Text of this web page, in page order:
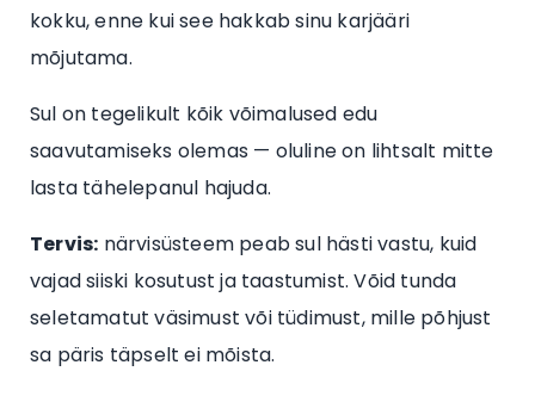
kokku, enne kui see hakkab sinu karjääri
mõjutama.
Sul on tegelikult kõik võimalused edu
saavutamiseks olemas — oluline on lihtsalt mitte
lasta tähelepanul hajuda.
Tervis: närvisüsteem peab sul hästi vastu, kuid
vajad siiski kosutust ja taastumist. Võid tunda
seletamatut väsimust või tüdimust, mille põhjust
sa päris täpselt ei mõista.